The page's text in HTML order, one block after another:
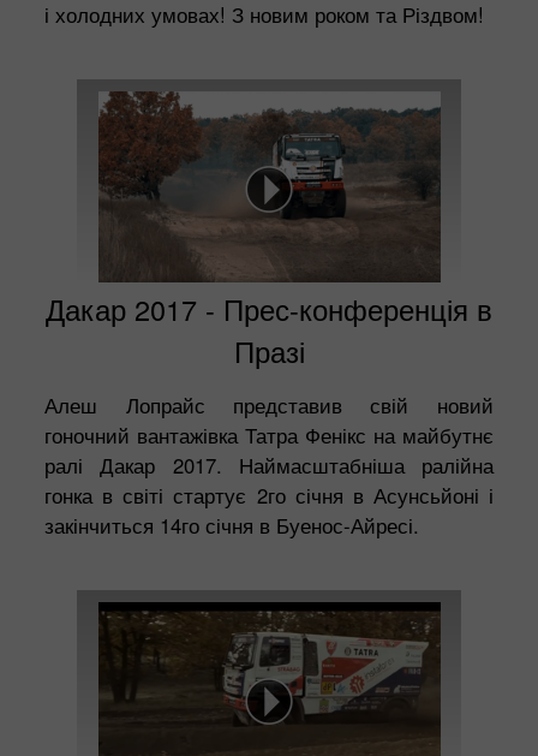
і холодних умовах! З новим роком та Різдвом!
Дакар 2017 - Прес-конференція в
Празі
Алеш Лопрайс представив свій новий
гоночний вантажівка Татра Фенікс на майбутнє
ралі Дакар 2017. Наймасштабніша ралійна
гонка в світі стартує 2го січня в Асунсьйоні і
закінчиться 14го січня в Буенос-Айресі.